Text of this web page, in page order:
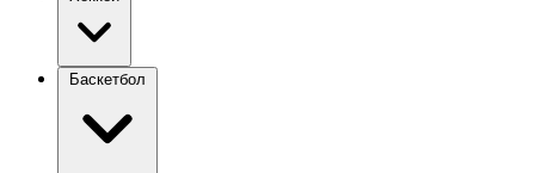
Баскетбол